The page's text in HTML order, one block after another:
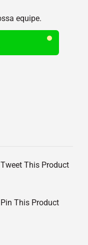
equipe.
Tweet This Product
Pin This Product